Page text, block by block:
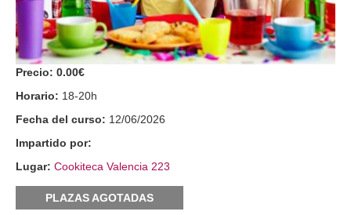
Precio: 0.00€
Horario: 18-20h
Fecha del curso: 12/06/2026
Impartido por:
Lugar: Cookiteca Valencia 223
PLAZAS AGOTADAS